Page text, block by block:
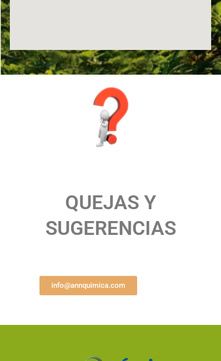
QUEJAS Y
SUGERENCIAS
info@annquimica.com